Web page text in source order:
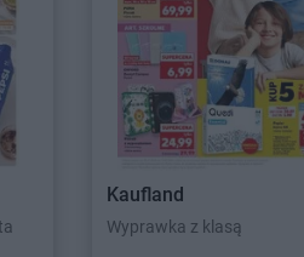
Kaufland
Wyprawka z klasą